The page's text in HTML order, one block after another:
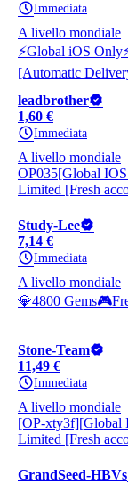
Immediata
A livello mondiale
⚡Global iOS
[Automatic
leadbrother
1,60 €
Immediata
A livello mondiale
OP035[Global
Limited [Fresh
Study-Lee
7,14 €
Immediata
A livello mondiale
💎4800
Stone-Team
11,49 €
Immediata
A livello mondiale
[OP-xty3f][Global
Limited [Fresh
GrandSeed-HBVs